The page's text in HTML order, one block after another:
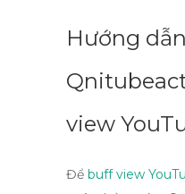
Hướng
view
Để buff view